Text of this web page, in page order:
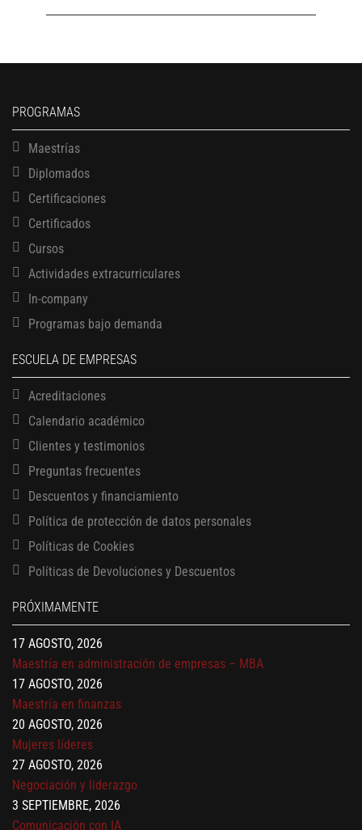
PROGRAMAS
Maestrías
Diplomados
Certificaciones
Certificados
Cursos
Actividades extracurriculares
In-company
Programas bajo demanda
ESCUELA DE EMPRESAS
Acreditaciones
Calendario académico
Clientes y testimonios
Preguntas frecuentes
Descuentos y financiamiento
Política de protección de datos personales
Políticas de Cookies
Políticas de Devoluciones y Descuentos
PRÓXIMAMENTE
13 AGOSTO, 2026
Finanzas para no financieros
Gerencia de empresas familiares
17 AGOSTO, 2026
Maestría en administración de empresas – MBA
17 AGOSTO, 2026
Maestría en finanzas
20 AGOSTO, 2026
Mujeres líderes
27 AGOSTO, 2026
Negociación y liderazgo
3 SEPTIEMBRE, 2026
Comunicación con IA